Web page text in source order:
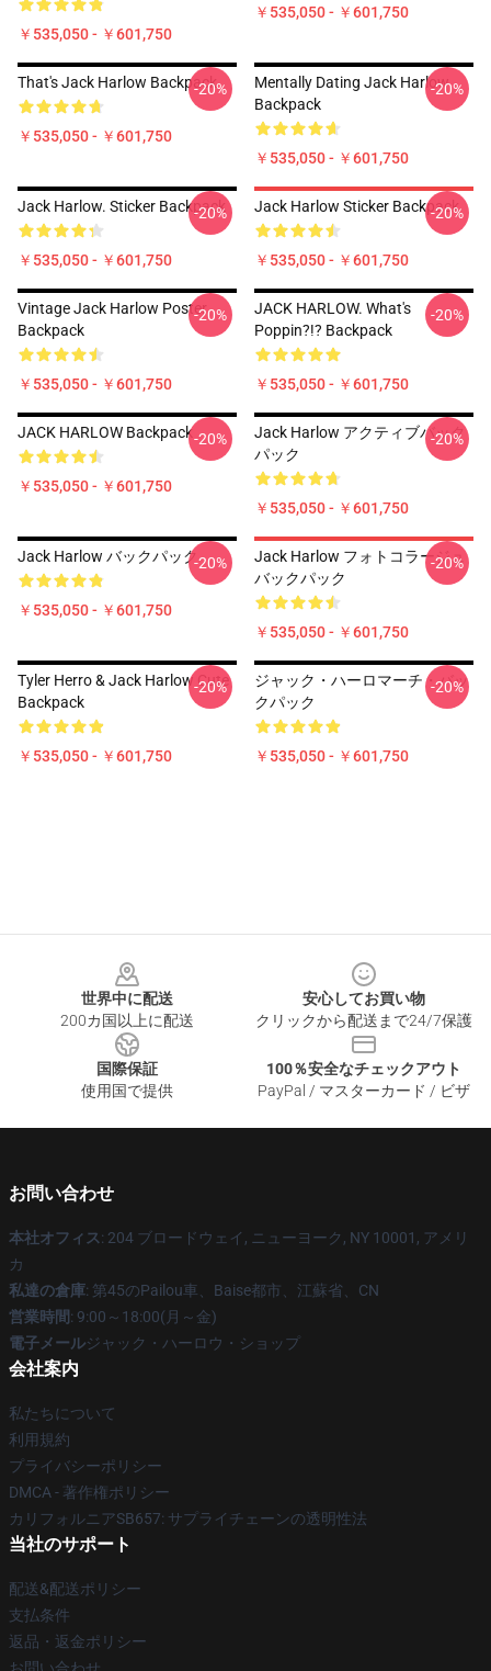
￥535,050 - ￥601,750
￥535,050 - ￥601,750
That's Jack Harlow Backpack
￥535,050 - ￥601,750
-20%
Mentally Dating Jack Harlow
Backpack
￥535,050 - ￥601,750
-20%
Jack Harlow. Sticker Backpack
￥535,050 - ￥601,750
-20% Jack Harlow Sticker Backpack
￥535,050 - ￥601,750
-20%
Vintage Jack Harlow Poster
Backpack
￥535,050 - ￥601,750
-20%
JACK HARLOW. What's
Poppin?!? Backpack
￥535,050 - ￥601,750
-20%
JACK HARLOW Backpack
￥535,050 - ￥601,750
-20%
Jack Harlow アクティブバック
パック
￥535,050 - ￥601,750
-20%
Jack Harlow バックパック
￥535,050 - ￥601,750
-20%
Jack Harlow フォトコラージュ
バックパック
￥535,050 - ￥601,750
-20%
Tyler Herro & Jack Harlow Cute
Backpack
￥535,050 - ￥601,750
-20%
ジャック・ハーロマーチ・バッ
クパック
￥535,050 - ￥601,750
-20%
世界中に配送
200カ国以上に配送
安心してお買い物
クリックから配送まで24/7保護
国際保証
使用国で提供
100％安全なチェックアウト
PayPal / マスターカード / ビザ
お問い合わせ
本社オフィス: 204 ブロードウェイ, ニューヨーク, NY 10001, アメリ
カ
私達の倉庫: 第45のPailou車、Baise都市、江蘇省、CN
営業時間: 9:00～18:00(月～金)
電子メールジャック・ハーロウ・ショップ
会社案内
私たちについて
利用規約
プライバシーポリシー
DMCA - 著作権ポリシー
カリフォルニアSB657: サプライチェーンの透明性法
当社のサポート
配送&配送ポリシー
支払条件
返品・返金ポリシー